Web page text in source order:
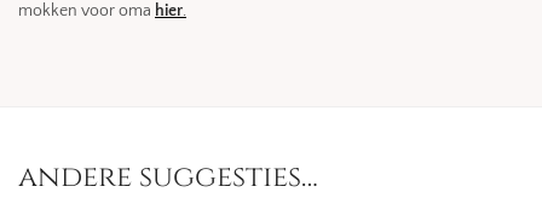
mokken voor oma hier.
andere suggesties…